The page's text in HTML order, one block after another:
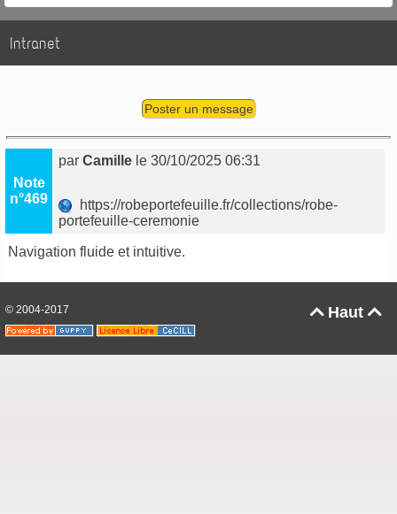
Intranet
Poster un message
Note
n°469
parCamille le 30/10/2025 06:31
https://robeportefeuille.fr/collections/robe-
portefeuille-ceremonie
Navigation fluide et intuitive.
Haut 
© 2004-2017